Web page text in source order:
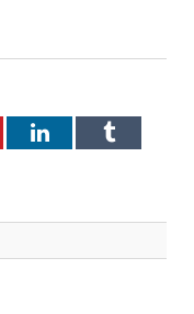
LinkedInTumblr